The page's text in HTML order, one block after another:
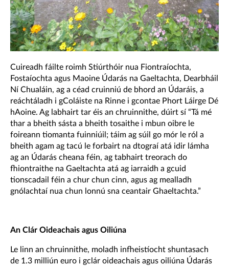
Cuireadh fáilte roimh Stiúrthóir nua Fiontraíochta,
Fostaíochta agus Maoine Údarás na Gaeltachta, Dearbháil
Ní Chualáin, ag a céad cruinniú de bhord an Údaráis, a
reáchtáladh i gColáiste na Rinne i gcontae Phort Láirge Dé
hAoine. Ag labhairt tar éis an chruinnithe, dúirt sí “Tá mé
thar a bheith sásta a bheith tosaithe i mbun oibre le
foireann tiomanta fuinniúil; táim ag súil go mór le ról a
bheith agam ag tacú le forbairt na dtograí atá idir lámha
ag an Údarás cheana féin, ag tabhairt treorach do
fhiontraithe na Gaeltachta atá ag iarraidh a gcuid
tionscadail féin a chur chun cinn, agus ag mealladh
gnólachtaí nua chun lonnú sna ceantair Ghaeltachta.”
An Clár Oideachais agus Oiliúna
Le linn an chruinnithe, moladh infheistíocht shuntasach
de 1.3 milliún euro i gclár oideachais agus oiliúna Údarás